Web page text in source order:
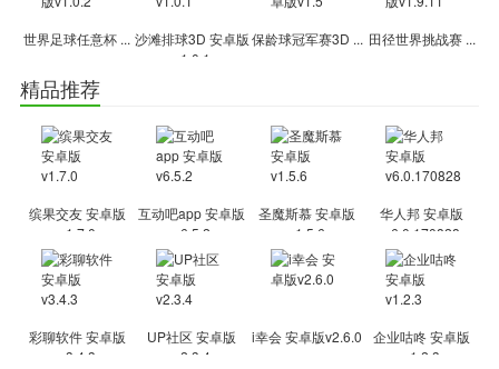
世界足球任意杯 ... 沙滩排球3D 安卓版
v1.0.1
保龄球冠军赛3D ... 田径世界挑战赛 ...
精品推荐
缤果交友 安卓版
v1.7.0
互动吧app 安卓版
v6.5.2
圣魔斯慕 安卓版
v1.5.6
华人邦 安卓版
v6.0.170828
彩聊软件 安卓版
v3.4.3
UP社区 安卓版
v2.3.4
i幸会 安卓版v2.6.0
企业咕咚 安卓版
v1.2.3